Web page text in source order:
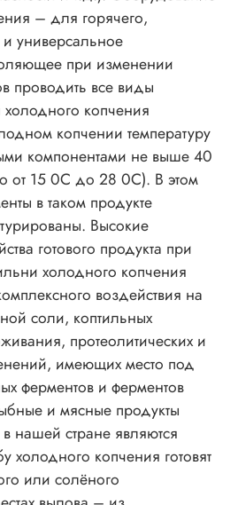
– для горячего,
универсальное
при изменении
проводить все виды
копчения
копчении температуру
компонентами не выше 40
от 15 0С до 28 0С). В этом
в таком продукте
Высокие
готового продукта при
холодного копчения
воздействия на
соли, коптильных
протеолитических и
имеющих место под
ферментов и ферментов
и мясные продукты
нашей стране являются
копчения готовят
или солёного